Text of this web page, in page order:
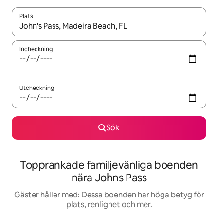
Plats
När resultaten är tillgängliga kan du navigera med upp- och
Incheckning
Utcheckning
Sök
Topprankade familjevänliga boenden
nära Johns Pass
Gäster håller med: Dessa boenden har höga betyg för
plats, renlighet och mer.